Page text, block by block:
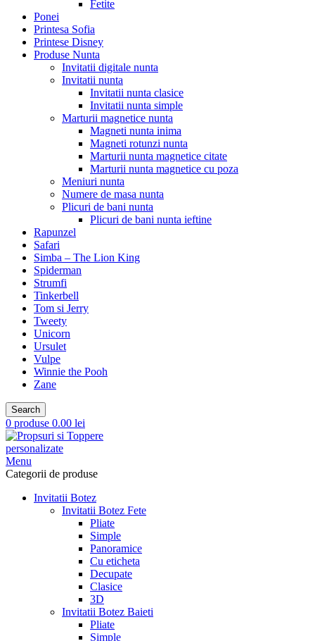
Fetite
Ponei
Printesa Sofia
Printese Disney
Produse Nunta
Invitatii digitale nunta
Invitatii nunta
Invitatii nunta clasice
Invitatii nunta simple
Marturii magnetice nunta
Magneti nunta inima
Magneti rotunzi nunta
Marturii nunta magnetice citate
Marturii nunta magnetice cu poza
Meniuri nunta
Numere de masa nunta
Plicuri de bani nunta
Plicuri de bani nunta ieftine
Rapunzel
Safari
Simba – The Lion King
Spiderman
Strumfi
Tinkerbell
Tom si Jerry
Tweety
Unicorn
Ursulet
Vulpe
Winnie the Pooh
Zane
Search
0 produse 0.00 lei
Menu
Categorii de produse
Invitatii Botez
Invitatii Botez Fete
Pliate
Simple
Panoramice
Cu eticheta
Decupate
Clasice
3D
Invitatii Botez Baieti
Pliate
Simple